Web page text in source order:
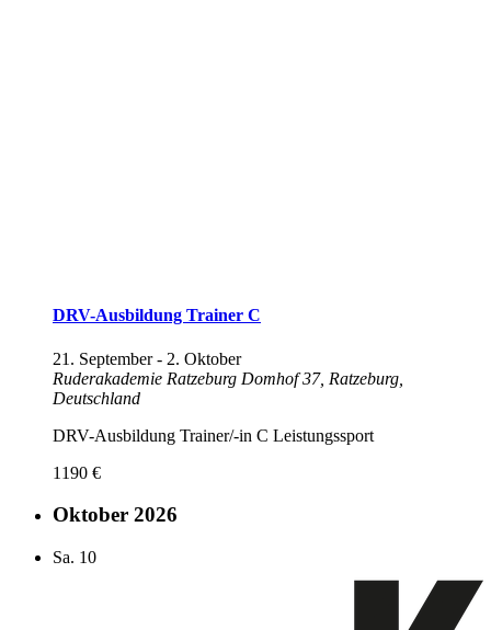
DRV-Ausbildung Trainer C
21. September- 2. Oktober
Ruderakademie Ratzeburg Domhof 37, Ratzeburg,
Deutschland
DRV-Ausbildung Trainer/-in C Leistungssport
1190 €
Oktober 2026
Sa. 10